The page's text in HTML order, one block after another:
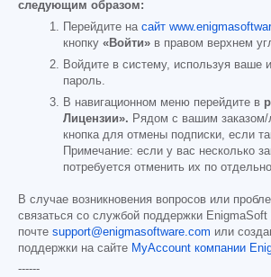
следующим образом:
Перейдите на сайт
кнопку «Войти» в правом верхнем
Войдите в систему, используя ваше
пароль.
В навигационном меню перейдите в
Лицензии». Рядом с вашим заказом/
кнопка для отмены подписки, если
Примечание: если у вас несколько
потребуется отменить их по
В случае возникновения вопросов или
связаться со службой поддержки EnigmaSoft
почте support@enigmasoftware.com или
поддержки на сайте MyAccount компании
------